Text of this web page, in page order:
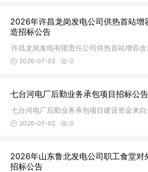
2026年许昌龙岗发电公司供热首站增
造招标公告
许昌龙岗发电有限责任公司供热首站增容
2026-07-02 0
七台河电厂后勤业务承包项目招标公告
七台河电厂后勤业务承包项目建设资金来
2026-07-02 0
2026年山东鲁北发电公司职工食堂对
招标公告